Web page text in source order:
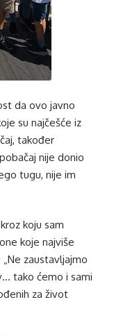
da ovo javno
su najčešće iz
također
nije donio
tugu, nije im
koju sam
koje najviše
zaustavljajmo
tako ćemo i sami
za život